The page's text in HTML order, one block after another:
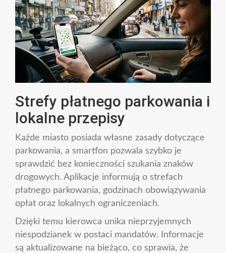
Strefy płatnego parkowania i
lokalne przepisy
Każde miasto posiada własne zasady dotyczące
parkowania, a smartfon pozwala szybko je
sprawdzić bez konieczności szukania znaków
drogowych. Aplikacje informują o strefach
płatnego parkowania, godzinach obowiązywania
opłat oraz lokalnych ograniczeniach.
Dzięki temu kierowca unika nieprzyjemnych
niespodzianek w postaci mandatów. Informacje
są aktualizowane na bieżąco, co sprawia, że